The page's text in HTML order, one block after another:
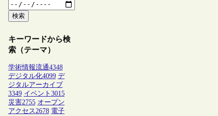
検索
キーワードから検
索（テーマ）
学術情報流通4348
デジタル化4099 デ
ジタルアーカイブ
3349 イベント 3015
災害2755 オープン
アクセス2678 電子